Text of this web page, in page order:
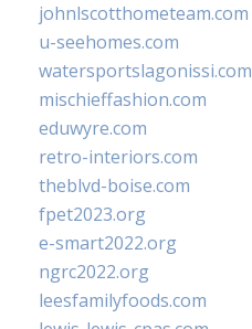
johnlscotthometeam.com
u-seehomes.com
watersportslagonissi.com
mischieffashion.com
eduwyre.com
retro-interiors.com
theblvd-boise.com
fpet2023.org
e-smart2022.org
ngrc2022.org
leesfamilyfoods.com